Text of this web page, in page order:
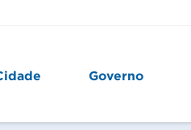
Governo